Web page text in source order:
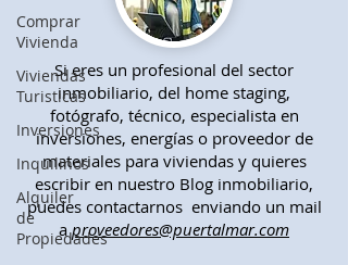
Comprar
Vivienda
Viviendas
Turisticas
Inversiones
Inquilinos
Alquiler
de
Propiedades
Si eres un profesional del sector
inmobiliario, del home staging,
fotógrafo, técnico, especialista en
inversiones, energías o proveedor de
materiales para viviendas y quieres
escribir en nuestro Blog inmobiliario,
puedes contactarnos enviando un mail
aproveedores@puertalmar.com